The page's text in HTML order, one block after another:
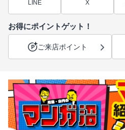
LINE X
お得にポイントゲット！
ご来店ポイント